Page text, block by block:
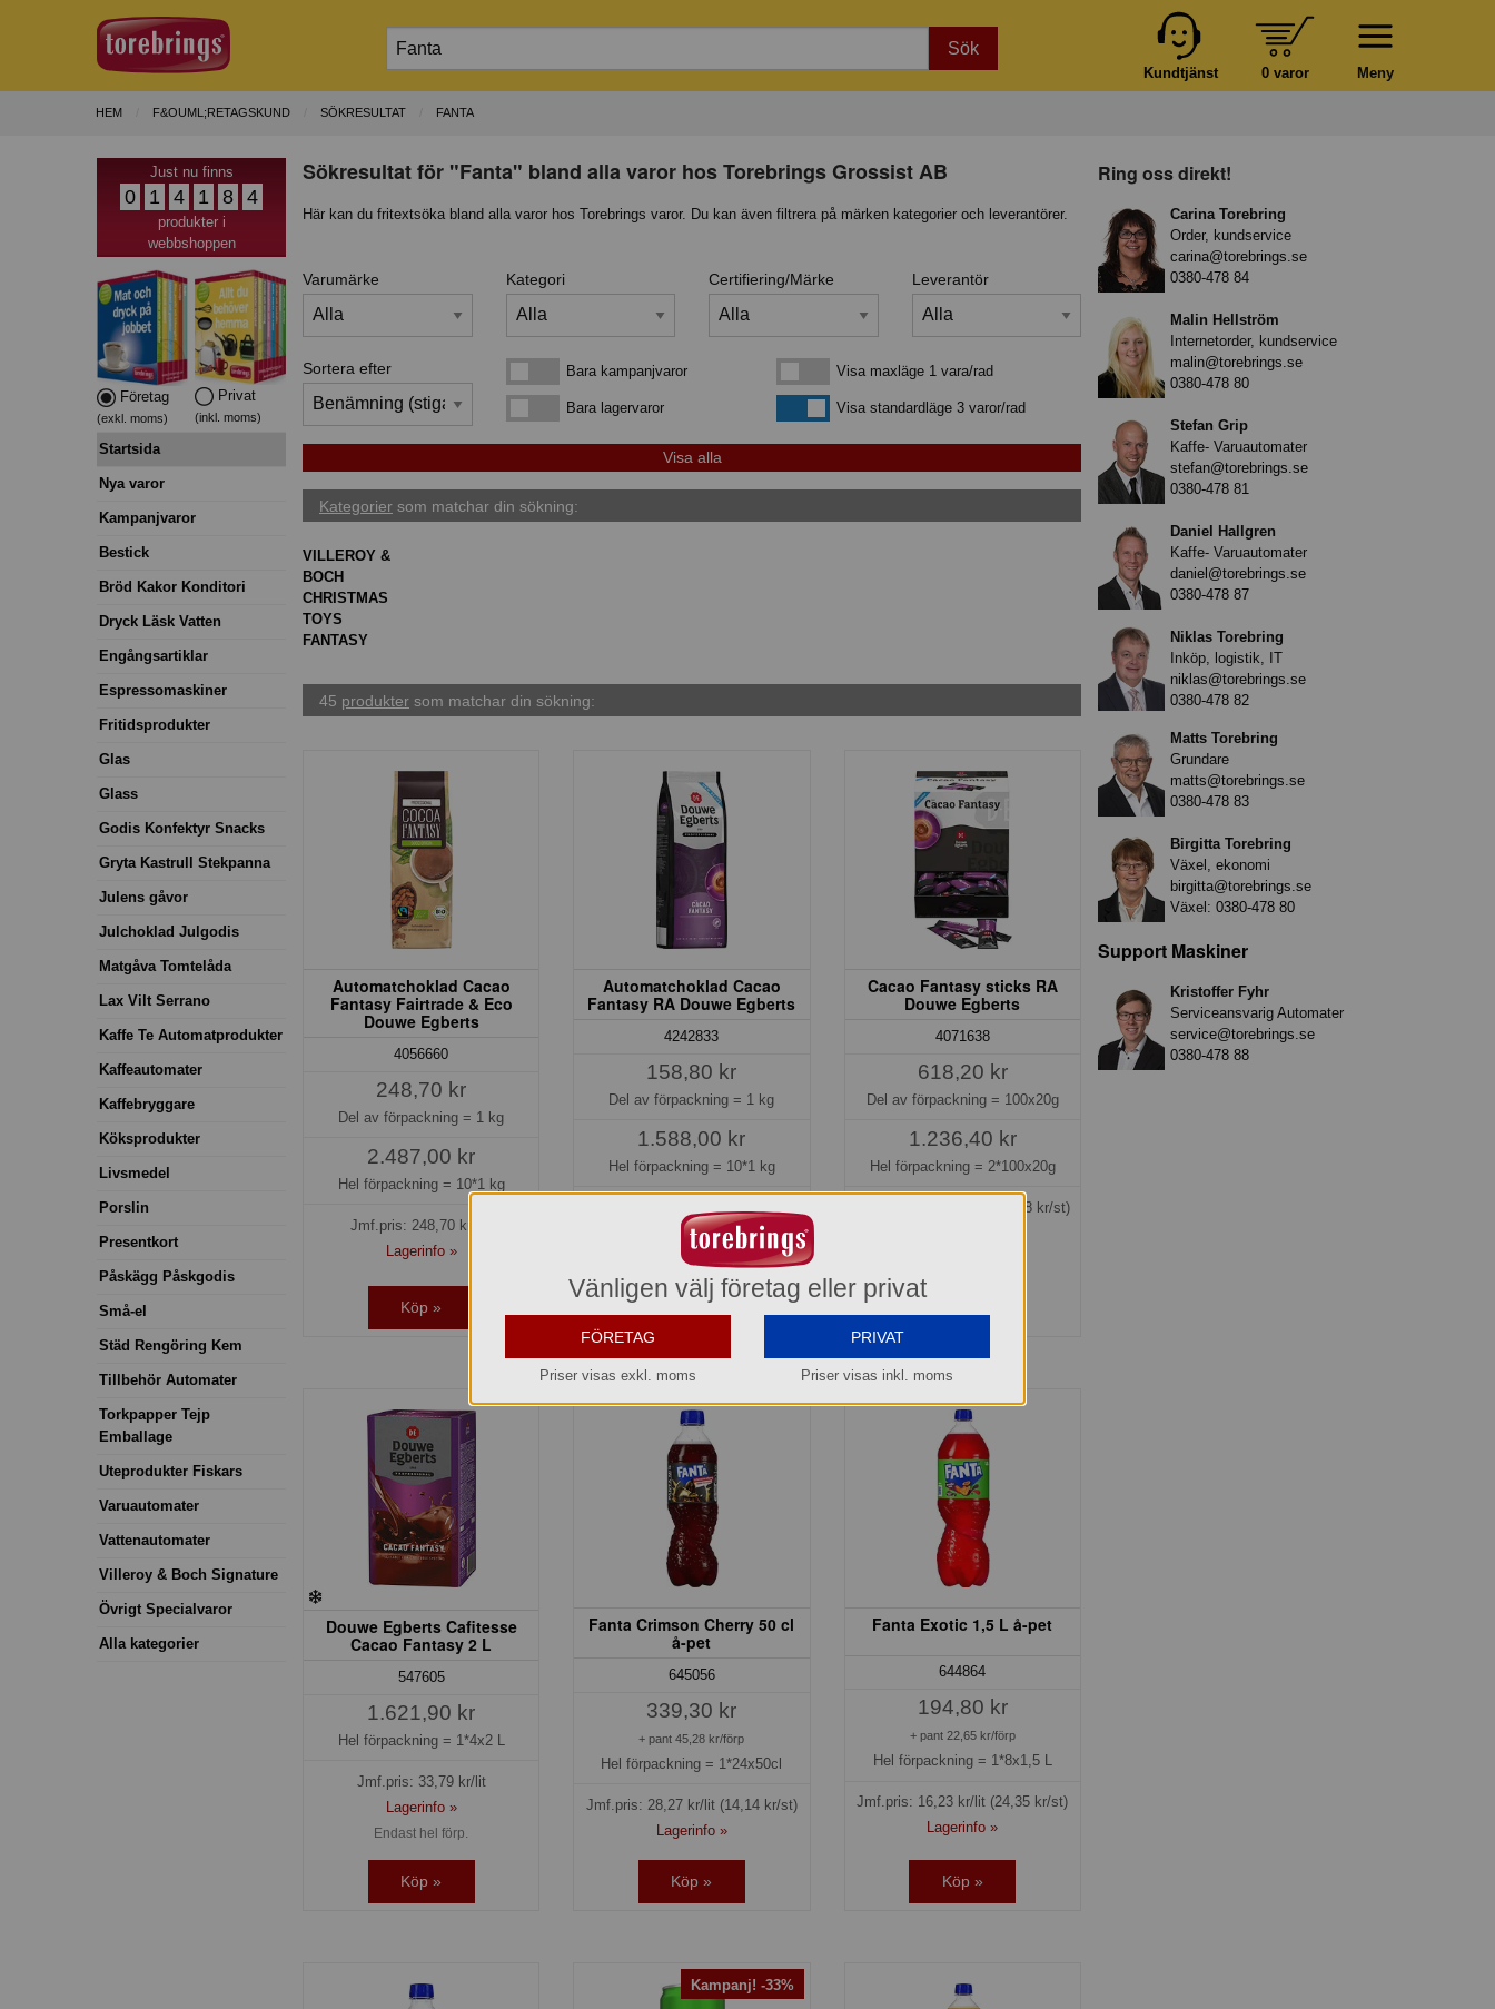
Sök
Meny
0 varor
Kundtjänst
HEM F&OUML;RETAGSKUND SÖKRESULTAT FANTA
Just nu finns
0 1 4 1 8 4
produkter i
webbshoppen
Företag
(exkl. moms)
Privat
(inkl. moms)
Startsida
Nya varor
Kampanjvaror
Bestick
Bröd Kakor Konditori
Dryck Läsk Vatten
Engångsartiklar
Espressomaskiner
Fritidsprodukter
Glas
Glass
Godis Konfektyr Snacks
Gryta Kastrull Stekpanna
Julens gåvor
Julchoklad Julgodis
Matgåva Tomtelåda
Lax Vilt Serrano
Kaffe Te Automatprodukter
Kaffeautomater
Kaffebryggare
Köksprodukter
Livsmedel
Porslin
Presentkort
Påskägg Påskgodis
Små-el
Städ Rengöring Kem
Tillbehör Automater
Torkpapper Tejp
Emballage
Uteprodukter Fiskars
Varuautomater
Vattenautomater
Villeroy & Boch Signature
Övrigt Specialvaror
Alla kategorier
Sökresultat för "Fanta" bland alla varor hos Torebrings Grossist AB
Här kan du fritextsöka bland alla varor hos Torebrings varor. Du kan även filtrera på märken kategorier och leverantörer.
Varumärke Kategori Certifiering/Märke Leverantör
Sortera efter Bara kampanjvarorBara kampanjvaror
Bara lagervarorBara lagervaror
Visa maxläge 1 vara/rad
Visa maxläge 1 vara/rad
Visa standardlägeVisa standardläge 3 varor/rad
Kategorier som matchar din sökning:
VILLEROY &
BOCH
CHRISTMAS
TOYS
FANTASY
45 produkter som matchar din sökning:
Automatchoklad Cacao
Fantasy Fairtrade & Eco
Douwe Egberts
4056660
248,70 kr
Del av förpackning = 1 kg
2.487,00 kr
Hel förpackning = 10*1 kg
Jmf.pris: 248,70 kr/kg
Lagerinfo »
Köp »
Automatchoklad Cacao
Fantasy RA Douwe Egberts
4242833
158,80 kr
Del av förpackning = 1 kg
1.588,00 kr
Hel förpackning = 10*1 kg
Lager: 18 del av förp.
Ersätter 4051836
Köp »
Cacao Fantasy sticks RA
Douwe Egberts
4071638
618,20 kr
Del av förpackning = 100x20g
1.236,40 kr
Hel förpackning = 2*100x20g
(6,18 kr/st)
Douwe Egberts Cafitesse
Cacao Fantasy 2 L
547605
1.621,90 kr
Hel förpackning = 1*4x2 L
Jmf.pris: 33,79kr/lit
Lagerinfo »
Endast hel förp.
Köp »
Fanta Crimson Cherry 50 cl
å-pet
645056
339,30 kr
+ pant 45,28 kr/förp
Hel förpackning = 1*24x50cl
Jmf.pris: 28,27kr/lit (14,14 kr/st)
Lagerinfo »
Köp »
Fanta Exotic 1,5 L å-pet
644864
194,80 kr
+ pant 22,65 kr/förp
Hel förpackning = 1*8x1,5 L
Jmf.pris: 16,23 kr/lit (24,35 kr/st)
Lagerinfo »
Köp »
Kampanj! -33%
Ring oss direkt!
Carina Torebring
Order, kundservice
carina@torebrings.se
0380-478 84
Malin Hellström
Internetorder, kundservice
malin@torebrings.se
0380-478 80
Stefan Grip
Kaffe- Varuautomater
stefan@torebrings.se
0380-478 81
Daniel Hallgren
Kaffe- Varuautomater
daniel@torebrings.se
0380-478 87
Niklas Torebring
Inköp, logistik, IT
niklas@torebrings.se
0380-478 82
Matts Torebring
Grundare
matts@torebrings.se
0380-478 83
Birgitta Torebring
Växel, ekonomi
birgitta@torebrings.se
Växel: 0380-478 80
Support Maskiner
Kristoffer Fyhr
Serviceansvarig Automater
service@torebrings.se
0380-478 88
Vänligen välj företag eller privat
FÖRETAG
Priser visas exkl. moms
PRIVAT
Priser visas inkl. moms